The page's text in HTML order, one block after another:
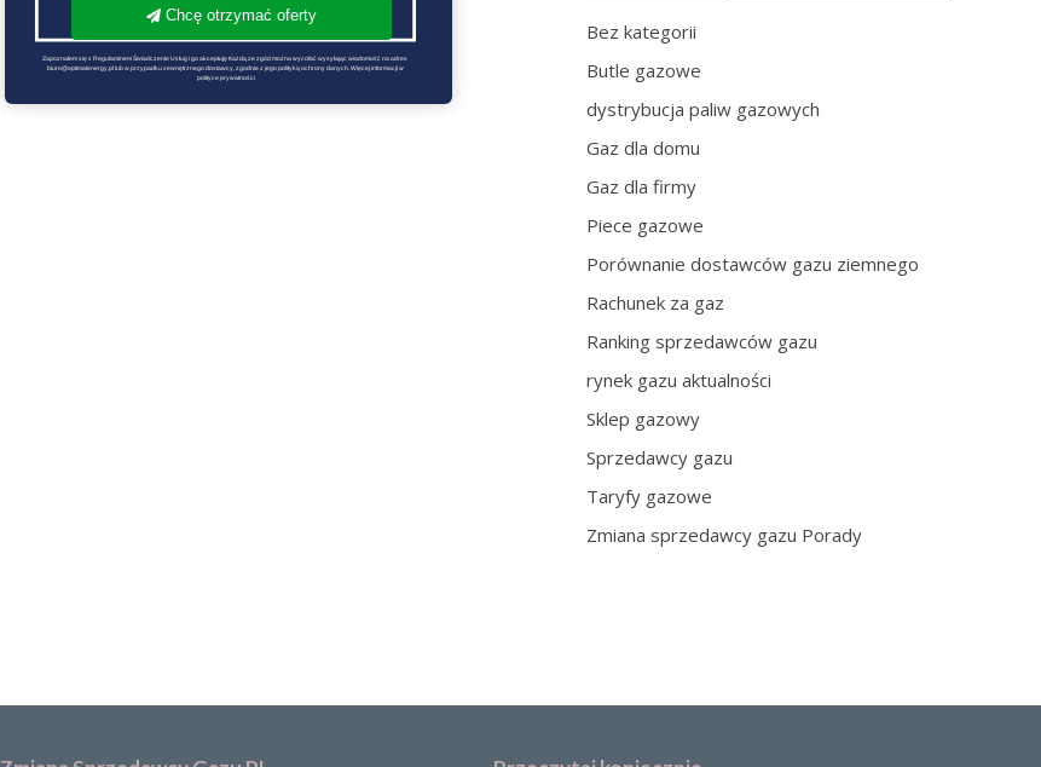
Bez kategorii
Butle gazowe
dystrybucja paliw gazowych
Gaz dla domu
Gaz dla firmy
Piece gazowe
Porównanie dostawców gazu ziemnego
Rachunek za gaz
Ranking sprzedawców gazu
rynek gazu aktualności
Sklep gazowy
Sprzedawcy gazu
Taryfy gazowe
Zmiana sprzedawcy gazu Porady
Chcę otrzymać oferty
Zapoznałem się z Regulaminem Świadczenie Usług i go akceptuję Każdą ze zgód można wycofać wysyłając wiadomość na adres
biuro@optimalenergy.pl lub w przypadku zewnętrznego dostawcy, zgodnie z jego polityką ochrony danych. Więcej informacji w
polityce prywatności